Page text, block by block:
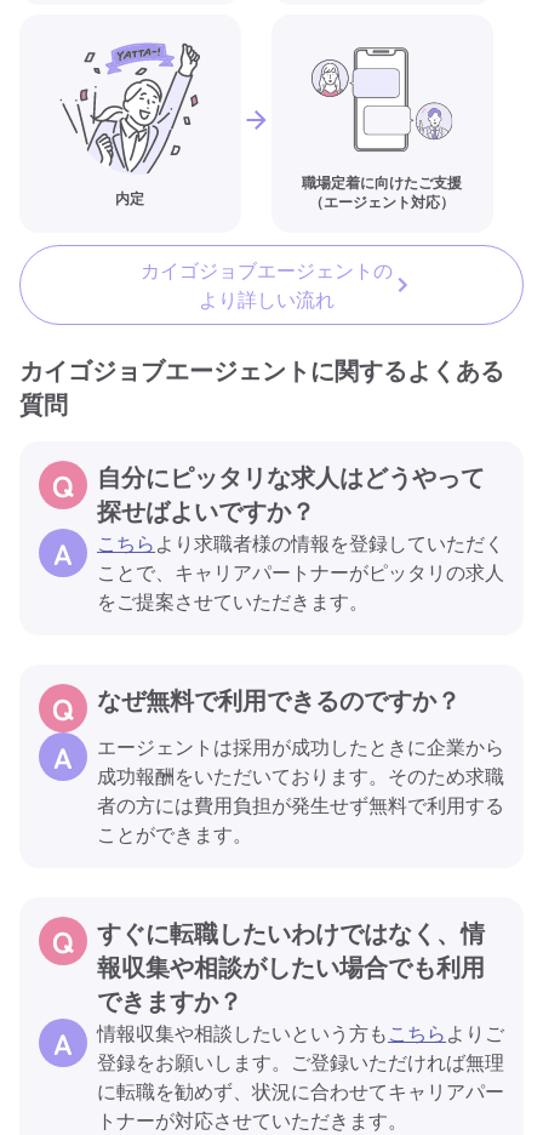
内定
職場定着に向けたご支援
（エージェント対応）
カイゴジョブエージェントの
より詳しい流れ
カイゴジョブエージェントに関するよくある
質問
自分にピッタリな求人はどうやって
探せばよいですか？
こちらより求職者様の情報を登録していただく
ことで、キャリアパートナーがピッタリの求人
をご提案させていただきます。
なぜ無料で利用できるのですか？
エージェントは採用が成功したときに企業から
成功報酬をいただいております。そのため求職
者の方には費用負担が発生せず無料で利用する
ことができます。
すぐに転職したいわけではなく、情
報収集や相談がしたい場合でも利用
できますか？
情報収集や相談したいという方もこちらよりご
登録をお願いします。ご登録いただければ無理
に転職を勧めず、状況に合わせてキャリアパー
トナーが対応させていただきます。